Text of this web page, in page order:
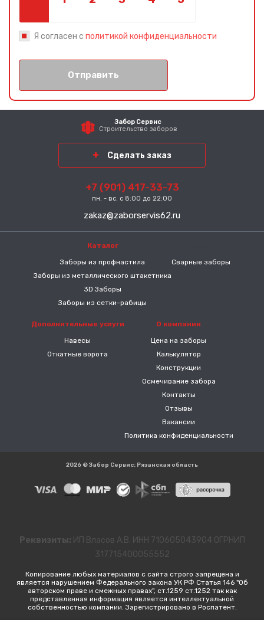
Я согласен с политикой конфиденциальности
Отправить
Забор Сервис
Строительство заборов
Сделать заказ
+7 (901) 417-33-73
пн. - вс. с 8:00 до 22:00
zakaz@zaborservis62.ru
Каталог
Заборы из профнастила
Заборы из металлического штакетника
3D Заборы
Заборы из сетки-рабицы
Сварные заборы
Дополнительные услуги
Навесы
Откатные ворота
О компании
Цена на заборы
Калькулятор
Конструкции
Осмечивание забора
Контакты
Отзывы
Вакансии
Политика конфиденциальности
2026 © Забор Сервис: Рязанская область
Реквизиты: ИП Власов А.В. ИНН 710605043904 ОГРНИП
317715400055552
Копирование любых материалов с сайта строго запрещена и
является нарушением Федерального закона УК РФ Статья 146 "Об
авторском праве и смежных правах", ст.1259 ст.1252 так как
представленная информация является интеллектуальной
собственностью компании. Зарегистрировано в Роспатент.